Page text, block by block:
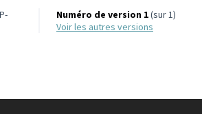
Numéro de version 1(sur 1)
voir les autres versions